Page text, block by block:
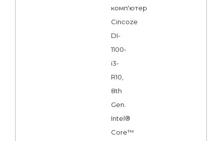
комп'ютер
Cincoze
DI-
1100-
i3-
R10,
8th
Gen.
Intel®
Core™